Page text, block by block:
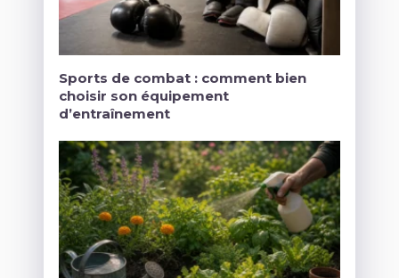
Sports de combat : comment bien
choisir son équipement
d’entraînement